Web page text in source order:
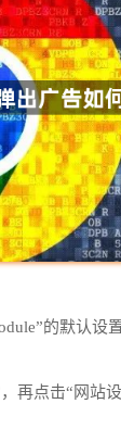
的默认
再点击“网站